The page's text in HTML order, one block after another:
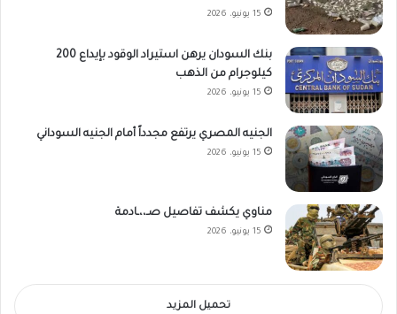
15 يونيو، 2026
بنك السودان يرهن استيراد الوقود بإيداع 200
كيلوجرام من الذهب
15 يونيو، 2026
الجنيه المصري يرتفع مجدداً أمام الجنيه السوداني
15 يونيو، 2026
مناوي يكشف تفاصيل صـ،،ـادمة
15 يونيو، 2026
تحميل المزيد